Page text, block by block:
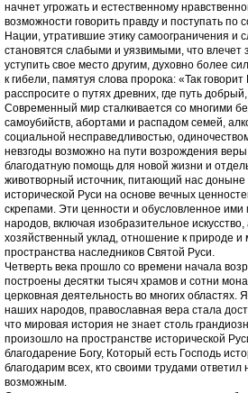
начнет угрожать и естественному
возможности говорить правду и поступать по
Нации, утратившие этику самоограничения и
становятся слабыми и уязвимыми, что влечет
уступить свое место другим, духовно более
к гибели, памятуя слова пророка: «Так
расспросите о путях древних, где путь
Современный мир сталкивается со многими
самоубийств, абортами и распадом семей,
социальной несправедливостью,
невзгоды возможно на пути возрождения
благодатную помощь для новой жизни и
животворный источник, питающий нас
исторической Руси на основе вечных
скрепами. Эти ценности и обусловленное
народов, включая изобразительное
хозяйственный уклад, отношение к природе и
пространства наследников Святой Руси.
Четверть века прошло со времени начала
построены десятки тысяч храмов и сотни
церковная деятельность во многих
наших народов, православная вера стала
что мировая история не знает столь
произошло на пространстве исторической
благодарение Богу, Который есть Господь
благодарим всех, кто своими трудами
возможным.